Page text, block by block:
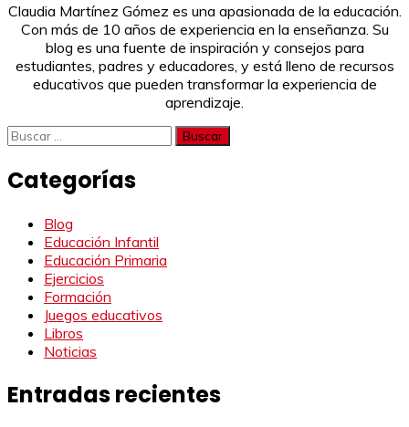
Claudia Martínez Gómez es una apasionada de la educación.
Con más de 10 años de experiencia en la enseñanza. Su
blog es una fuente de inspiración y consejos para
estudiantes, padres y educadores, y está lleno de recursos
educativos que pueden transformar la experiencia de
aprendizaje.
Buscar:
Categorías
Blog
Educación Infantil
Educación Primaria
Ejercicios
Formación
Juegos educativos
Libros
Noticias
Entradas recientes